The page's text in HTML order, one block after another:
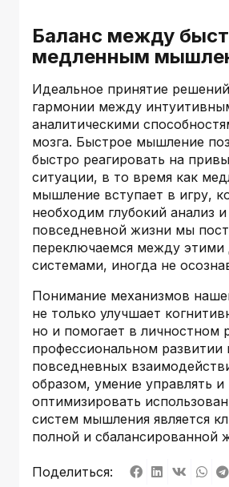
Баланс между
медленным
Идеальное принятие
гармонии между
аналитическими
мозга. Быстрое мышление
быстро реагировать на
ситуации, в то время как
мышление вступает в игру,
необходим глубокий анализ
повседневной жизни мы
переключаемся между этими
системами, иногда не
Понимание механизмов
не только улучшает
но и помогает в личностном
профессиональном развитии
повседневных
образом, умение управлять и
оптимизировать
систем мышления является
полной и сбалансированной
Поделиться: